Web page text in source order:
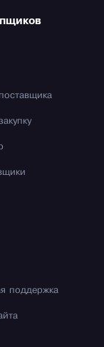
поддержка